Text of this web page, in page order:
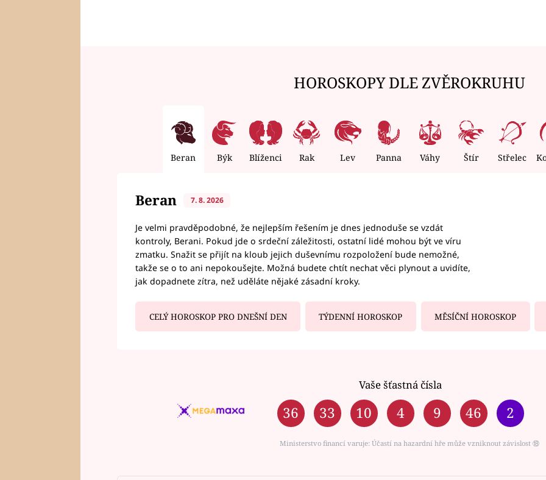
HOROSKOPY DLE ZVĚROKRUHU
Beran Býk Blíženci Rak Lev Panna Váhy Štír Střelec
Beran 7. 8. 2026
Je velmi pravděpodobné, že nejlepším řešením je dnes jednoduše se vzdát
kontroly, Berani. Pokud jde o srdeční záležitosti, ostatní lidé mohou být ve víru
zmatku. Snažit se přijít na kloub jejich duševnímu rozpoložení bude nemožné,
takže se o to ani nepokoušejte. Možná budete chtít nechat věci plynout a uvidíte,
jak dopadnete zítra, než uděláte nějaké zásadní kroky.
CELÝ HOROSKOP PRO DNEŠNÍ DEN TÝDENNÍ HOROSKOP MĚSÍČNÍ HOROSKOP
Vaše šťastná čísla
36 33 10 4 9 46 2
Ministerstvo financí varuje: Účastí na hazardní hře může vzniknout závislost ⑱